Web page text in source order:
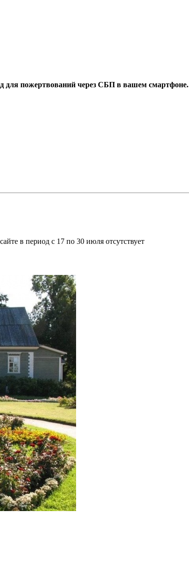
для пожертвований через СБП в вашем смартфоне.
в период с 17 по 30 июля отсутствует